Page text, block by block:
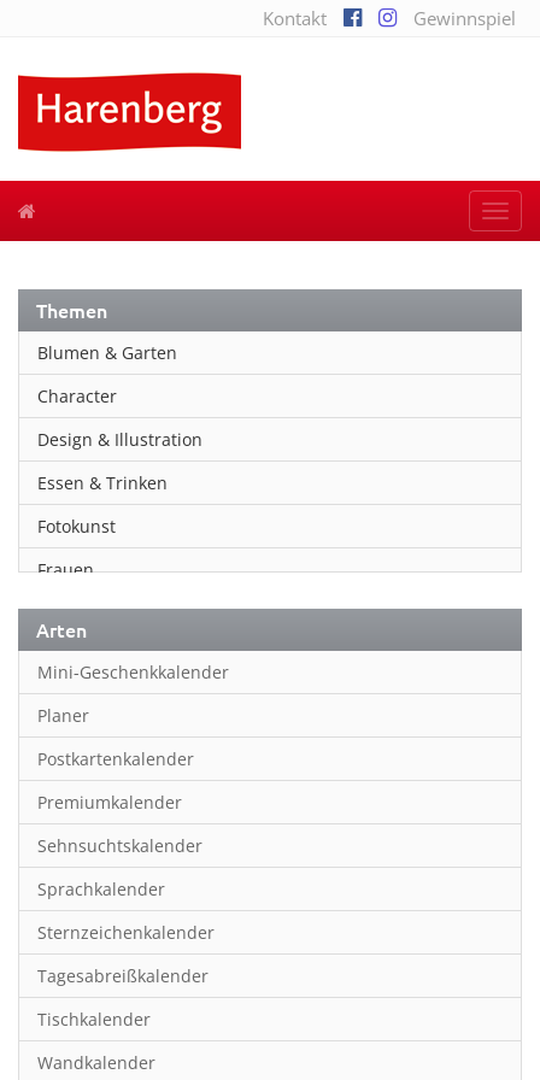
Kontakt Gewinnspiel
Themen
Blumen & Garten
Character
Design & Illustration
Essen & Trinken
Fotokunst
Frauen
Fußball
Geschichte
Humor & Cartoon
Inspiration & Entspannung
Inspiration & Spiritualität
Kinderkalender
Kunst
Länder & Städte
Landschaft & Natur
Lifestyle
Literatur
Arten
Mini-Geschenkkalender
Planer
Postkartenkalender
Premiumkalender
Sehnsuchtskalender
Sprachkalender
Sternzeichenkalender
Tagesabreißkalender
Tischkalender
Wandkalender